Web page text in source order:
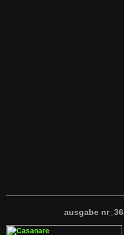
ausgabe nr_36